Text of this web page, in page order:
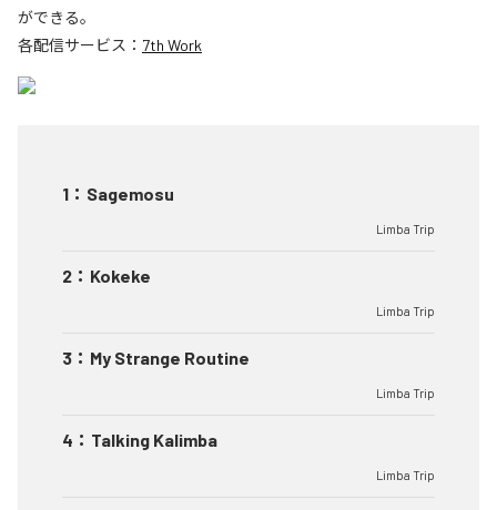
ができる。
各配信サービス： 7th Work
1 ： Sagemosu
Limba Trip
2 ： Kokeke
Limba Trip
3 ： My Strange Routine
Limba Trip
4 ： Talking Kalimba
Limba Trip